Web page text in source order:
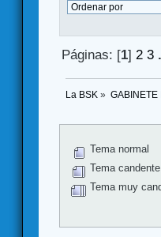
Páginas: [1] 2 3
La BSK » GABINETE
Tema normal
Tema
Tema muy